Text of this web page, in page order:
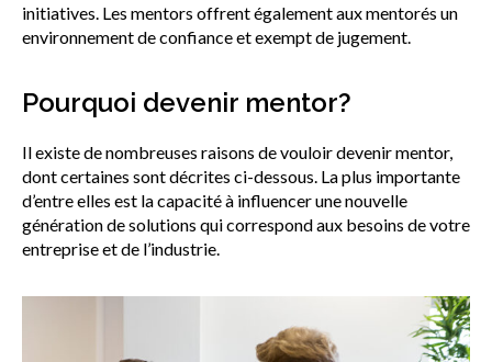
initiatives. Les mentors offrent également aux mentorés un
environnement de confiance et exempt de jugement.
Pourquoi devenir mentor?
Il existe de nombreuses raisons de vouloir devenir mentor,
dont certaines sont décrites ci-dessous. La plus importante
d’entre elles est la capacité à influencer une nouvelle
génération de solutions qui correspond aux besoins de votre
entreprise et de l’industrie.